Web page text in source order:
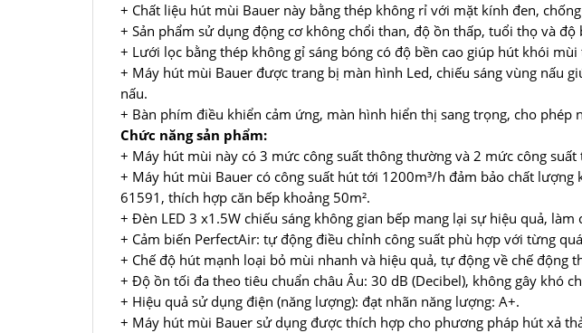
+ Chất liệu hút mùi Bauer này bằng thép không rỉ với mặt kính đen,
+ Sản phẩm sử dụng động cơ không chổi than, độ ồn thấp, tuổi thọ và độ
+ Lưới lọc bằng thép không gỉ sáng bóng có độ bền cao giúp hút khói
+ Máy hút mùi Bauer được trang bị màn hình Led, chiếu sáng vùng nấu
nấu.
+ Bàn phím điều khiển cảm ứng, màn hình hiển thị sang trọng, cho phép
Chức năng sản phẩm:
+ Máy hút mùi này có 3 mức công suất thông thường và 2 mức công suất
+ Máy hút mùi Bauer có công suất hút tới 1200m³/h đảm bảo chất
61591, thích hợp căn bếp khoảng 50m².
+ Đèn LED 3 x1.5W chiếu sáng không gian bếp mang lại sự hiệu quả,
+ Cảm biến PerfectAir: tự động điều chỉnh công suất phù hợp với từng
+ Chế độ hút mạnh loại bỏ mùi nhanh và hiệu quả, tự động về chế động
+ Độ ồn tối đa theo tiêu chuẩn châu Âu: 30 dB (Decibel), không gây khó
+ Hiệu quả sử dụng điện (năng lượng): đạt nhãn năng lượng: A+.
+ Máy hút mùi Bauer sử dụng được thích hợp cho phương pháp hút xả